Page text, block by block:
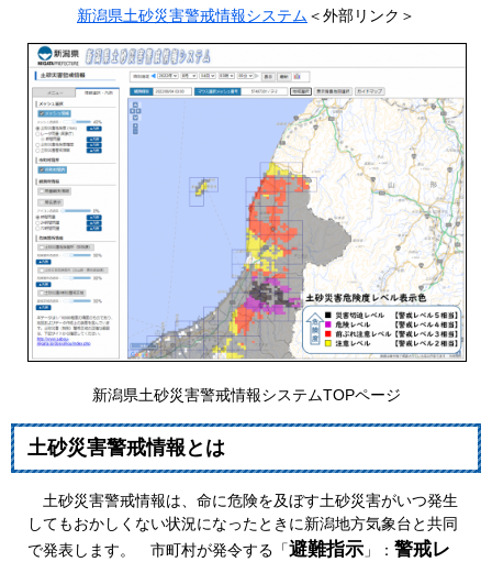
新潟県土砂災害警戒情報システム ＜外部リンク＞
新潟県土砂災害警戒情報システムTOPページ
土砂災害警戒情報とは
土砂災害警戒情報は、命に危険を及ぼす土砂災害がいつ発生
してもおかしくない状況になったときに新潟地方気象台と共同
で発表します。 市町村が発令する「避難指示 」： 警戒レ